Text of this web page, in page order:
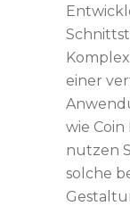
einer
wie Coin
nutzen
solche